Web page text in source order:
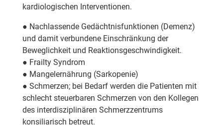
kardiologischen Interventionen.
● Nachlassende Gedächtnisfunktionen (Demenz)
und damit verbundene Einschränkung der
Beweglichkeit und Reaktionsgeschwindigkeit.
● Frailty Syndrom
● Mangelernährung (Sarkopenie)
● Schmerzen; bei Bedarf werden die Patienten mit
schlecht steuerbaren Schmerzen von den Kollegen
des interdisziplinären Schmerzzentrums
konsiliarisch betreut.